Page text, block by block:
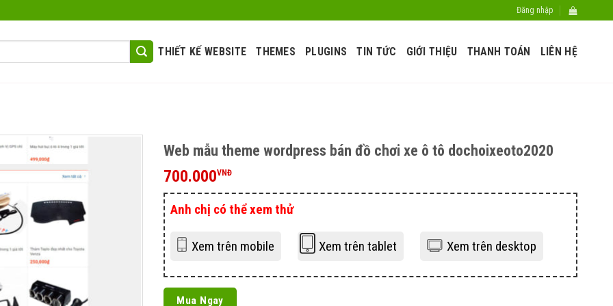
Đăng nhập
THIẾT KẾ WEBSITE THEMES PLUGINS TIN TỨC GIỚI THIỆU THANH TOÁN LIÊN HỆ
Web mẫu theme wordpress bán đồ chơi xe ô tô dochoixeoto2020
700.000VNĐ
Anh chị có thể xem thử
Xem trên mobile Xem trên tablet Xem trên desktop
Mua Ngay